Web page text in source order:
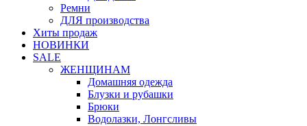
Ремни
ДЛЯ производства
Хиты продаж
НОВИНКИ
SALE
ЖЕНЩИНАМ
Домашняя одежда
Блузки и рубашки
Брюки
Водолазки, Лонгсливы